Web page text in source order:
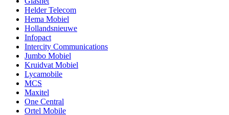
Helder Telecom
Hema Mobiel
Hollandsnieuwe
Infopact
Intercity Communications
Jumbo Mobiel
Kruidvat Mobiel
Lycamobile
MCS
Maxitel
One Central
Ortel Mobile